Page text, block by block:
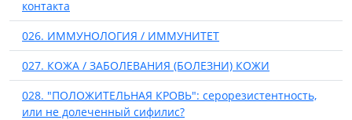
контакта
026. ИММУНОЛОГИЯ / ИММУНИТЕТ
027. КОЖА / ЗАБОЛЕВАНИЯ (БОЛЕЗНИ) КОЖИ
028. "ПОЛОЖИТЕЛЬНАЯ КРОВЬ": серорезистентность,
или не долеченный сифилис?